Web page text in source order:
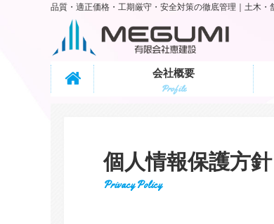
品質・適正価格・工期厳守・安全対策の徹底管理｜ 土木・
会社概要
Profile
個人情報保護方針
Privacy Policy